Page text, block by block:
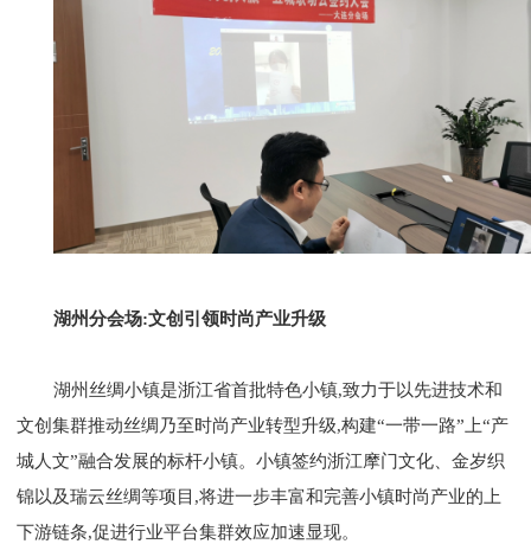
湖州分会场:文创引领时尚产业升级
湖州丝绸小镇是浙江省首批特色小镇,致力于以先进技术和
文创集群推动丝绸乃至时尚产业转型升级,构建“一带一路”上“产
城人文”融合发展的标杆小镇。小镇签约浙江摩门文化、金岁织
锦以及瑞云丝绸等项目,将进一步丰富和完善小镇时尚产业的上
下游链条,促进行业平台集群效应加速显现。